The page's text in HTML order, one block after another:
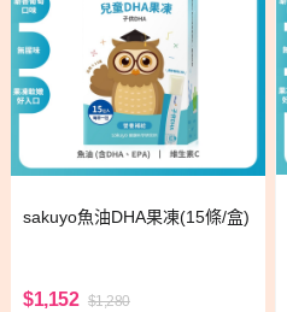
sakuyo魚油DHA果凍(15條/盒)
$1,152 $1,280